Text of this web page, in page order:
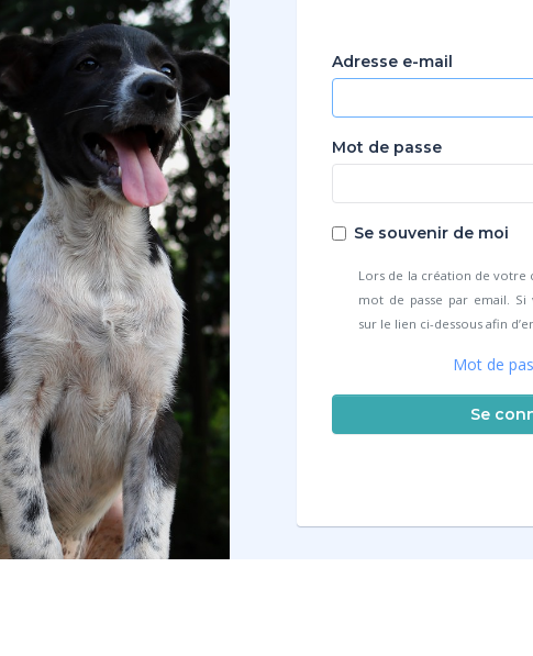
Adresse e-mail
Mot de passe
Se souvenir de moi
Lors de la création de votre
mot de passe par email. Si
sur le lien ci-dessous afin
Mot de
Se